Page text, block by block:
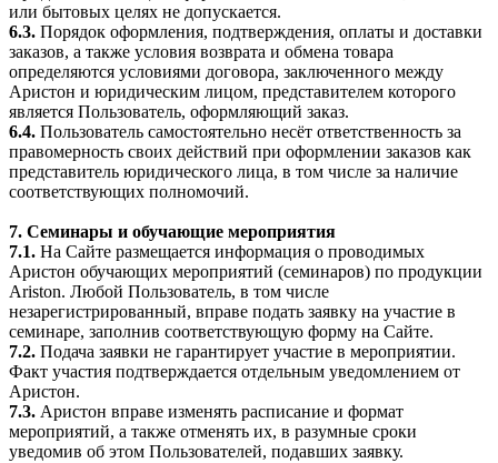
или бытовых целях не допускается.
6.3. Порядок оформления, подтверждения, оплаты и доставки
заказов, а также условия возврата и обмена товара
определяются условиями договора, заключенного между
Аристон и юридическим лицом, представителем которого
является Пользователь, оформляющий заказ.
6.4. Пользователь самостоятельно несёт ответственность за
правомерность своих действий при оформлении заказов как
представитель юридического лица, в том числе за наличие
соответствующих полномочий.
7. Семинары и обучающие мероприятия
7.1. На Сайте размещается информация о проводимых
Аристон обучающих мероприятий (семинаров) по продукции
Ariston. Любой Пользователь, в том числе
незарегистрированный, вправе подать заявку на участие в
семинаре, заполнив соответствующую форму на Сайте.
7.2. Подача заявки не гарантирует участие в мероприятии.
Факт участия подтверждается отдельным уведомлением от
Аристон.
7.3. Аристон вправе изменять расписание и формат
мероприятий, а также отменять их, в разумные сроки
уведомив об этом Пользователей, подавших заявку.